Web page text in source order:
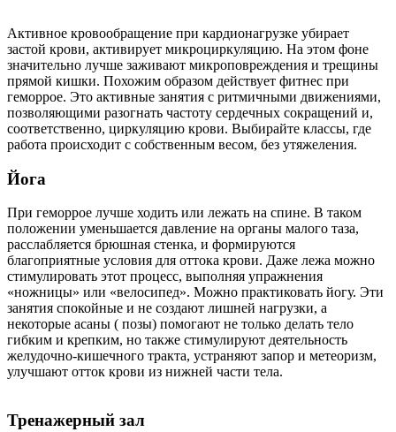
Активное кровообращение при кардионагрузке убирает
застой крови, активирует микроциркуляцию. На этом фоне
значительно лучше заживают микроповреждения и трещины
прямой кишки. Похожим образом действует фитнес при
геморрое. Это активные занятия с ритмичными движениями,
позволяющими разогнать частоту сердечных сокращений и,
соответственно, циркуляцию крови. Выбирайте классы, где
работа происходит с собственным весом, без утяжеления.
Йога
При геморрое лучше ходить или лежать на спине. В таком
положении уменьшается давление на органы малого таза,
расслабляется брюшная стенка, и формируются
благоприятные условия для оттока крови. Даже лежа можно
стимулировать этот процесс, выполняя упражнения
«ножницы» или «велосипед». Можно практиковать йогу. Эти
занятия спокойные и не создают лишней нагрузки, а
некоторые асаны ( позы) помогают не только делать тело
гибким и крепким, но также стимулируют деятельность
желудочно-кишечного тракта, устраняют запор и метеоризм,
улучшают отток крови из нижней части тела.
Тренажерный зал